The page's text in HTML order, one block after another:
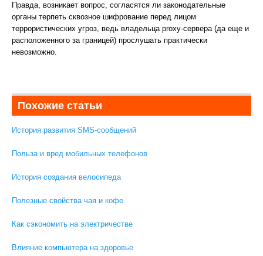
Правда, возникает вопрос, согласятся ли законодательные
органы терпеть сквозное шифрование перед лицом
террористических угроз, ведь владельца proxy-сервера (да еще и
расположенного за границей) прослушать практически
невозможно.
Похожие статьи
История развития SMS-сообщений
Польза и вред мобильных телефонов
История создания велосипеда
Полезные свойства чая и кофе
Как сэкономить на электричестве
Влияние компьютера на здоровье